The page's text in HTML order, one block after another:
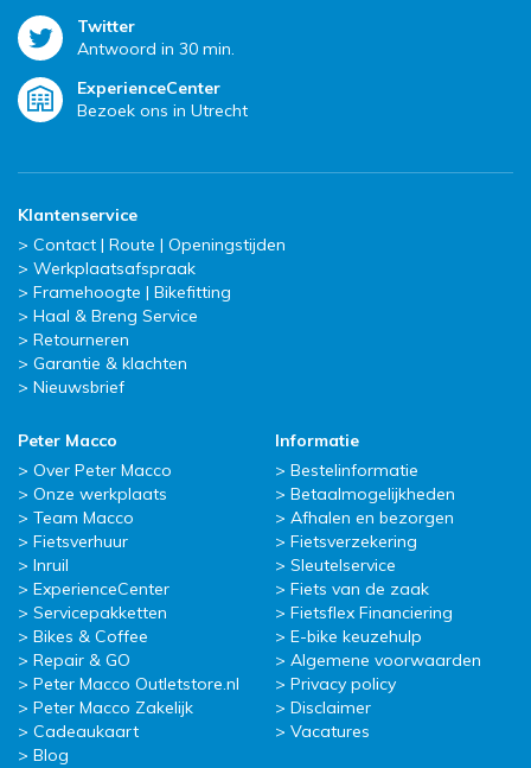
Twitter
Antwoord in 30 min.
ExperienceCenter
Bezoek ons in Utrecht
Klantenservice
Contact | Route | Openingstijden
Werkplaatsafspraak
Framehoogte | Bikefitting
Haal & Breng Service
Retourneren
Garantie & klachten
Nieuwsbrief
Peter Macco
Over Peter Macco
Onze werkplaats
Team Macco
Fietsverhuur
Inruil
ExperienceCenter
Servicepakketten
Bikes & Coffee
Repair & GO
Peter Macco Outletstore.nl
Peter Macco Zakelijk
Cadeaukaart
Blog
Informatie
Bestelinformatie
Betaalmogelijkheden
Afhalen en bezorgen
Fietsverzekering
Sleutelservice
Fiets van de zaak
Fietsflex Financiering
E-bike keuzehulp
Algemene voorwaarden
Privacy policy
Disclaimer
Vacatures